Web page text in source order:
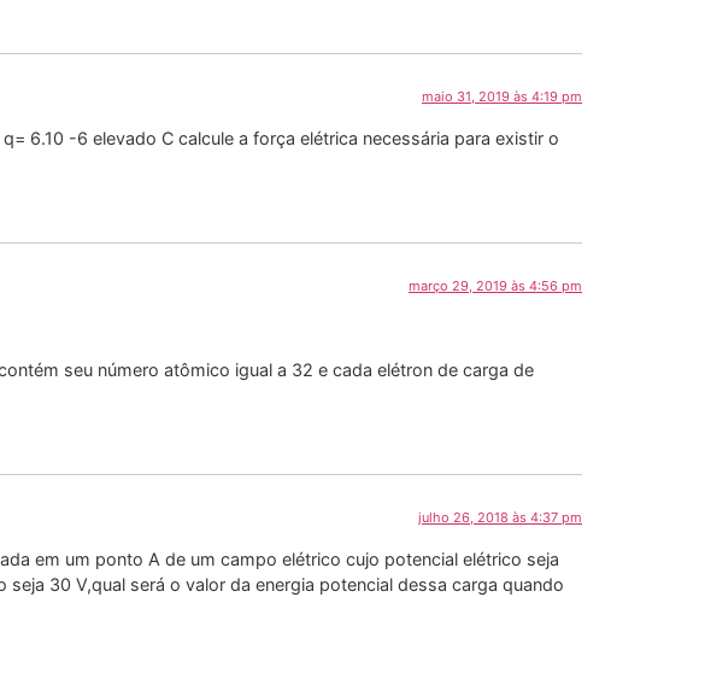
maio 31, 2019 às 4:19 pm
6.10 -6 elevado C calcule a força elétrica necessária para existir o
março 29, 2019 às 4:56 pm
seu número atômico igual a 32 e cada elétron de carga de
julho 26, 2018 às 4:37 pm
em um ponto A de um campo elétrico cujo potencial elétrico seja
30 V,qual será o valor da energia potencial dessa carga quando